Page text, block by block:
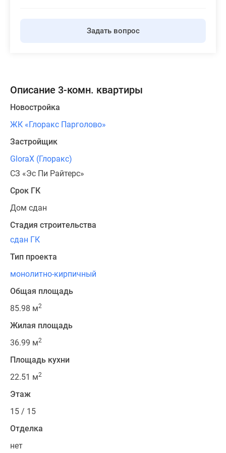
Задать вопрос
Описание 3-комн. квартиры
Новостройка
ЖК «Глоракс Парголово»
Застройщик
GloraX (Глоракс)
СЗ «Эс Пи Райтерс»
Срок ГК
Дом сдан
Стадия строительства
сдан ГК
Тип проекта
монолитно-кирпичный
Общая площадь
85.98 м2
Жилая площадь
36.99 м2
Площадь кухни
22.51 м2
Этаж
15 / 15
Отделка
нет